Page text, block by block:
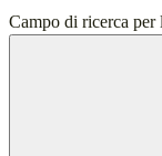
Campo di ricerca per